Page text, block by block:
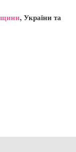
, України та